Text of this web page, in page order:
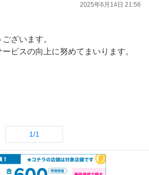
2025年6月14日 21:56
ざいます。
ビスの向上に努めてまいります。
用お待ちしております。
1/1